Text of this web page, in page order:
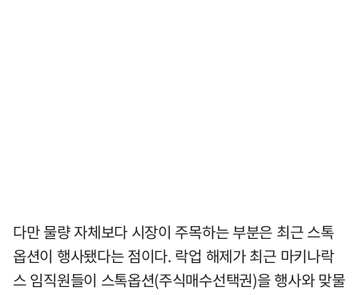
다만 물량 자체보다 시장이 주목하는 부분은 최근 스톡
옵션이 행사됐다는 점이다. 락업 해제가 최근 마키나락
스 임직원들이 스톡옵션(주식매수선택권)을 행사와 맞물